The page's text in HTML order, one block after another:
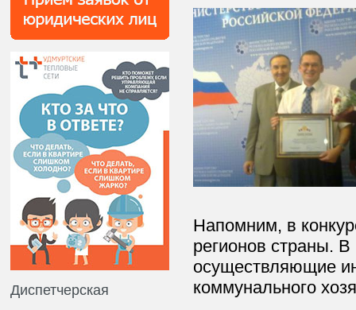
Диспетчерская
Напомним, в
регионов страны.
осуществляющие
коммунального